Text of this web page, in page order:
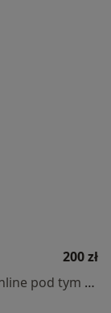
200 zł
Specjalista nie oferuje umawiania online pod tym adresem.